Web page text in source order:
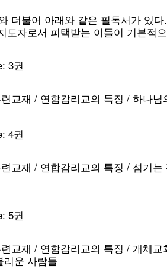
더불어 아래와 같은 필독서가 있
도자로서 피택받는 이들이 기본적
3권
교재 / 연합감리교의 특징 / 하나님
4권
교재 / 연합감리교의 특징 / 섬기
5권
교재 / 연합감리교의 특징 / 개체
리운 사람들